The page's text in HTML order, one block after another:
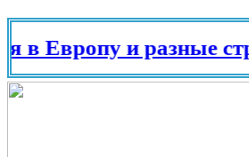
Европу и разные